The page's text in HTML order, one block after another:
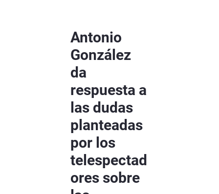
Antonio
González
da
respuesta a
las dudas
planteadas
por los
telespectad
ores sobre